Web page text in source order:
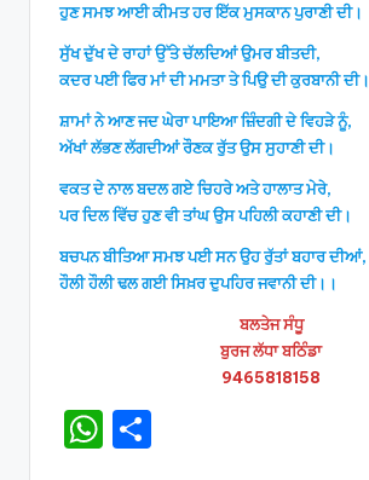
ਹੁਣ ਸਮਝ ਆਈ ਕੀਮਤ ਹਰ ਇੱਕ ਮੁਸਕਾਨ ਪੁਰਾਣੀ ਦੀ।
ਸੁੱਖ ਦੁੱਖ ਦੇ ਰਾਹਾਂ ਉੱਤੇ ਚੱਲਦਿਆਂ ਉਮਰ ਬੀਤਦੀ,
ਕਦਰ ਪਈ ਫਿਰ ਮਾਂ ਦੀ ਮਮਤਾ ਤੇ ਪਿਉ ਦੀ ਕੁਰਬਾਨੀ ਦੀ।
ਸ਼ਾਮਾਂ ਨੇ ਆਣ ਜਦ ਘੇਰਾ ਪਾਇਆ ਜ਼ਿੰਦਗੀ ਦੇ ਵਿਹੜੇ ਨੂੰ,
ਅੱਖਾਂ ਲੱਭਣ ਲੱਗਦੀਆਂ ਰੌਣਕ ਰੁੱਤ ਉਸ ਸੁਹਾਣੀ ਦੀ।
ਵਕਤ ਦੇ ਨਾਲ ਬਦਲ ਗਏ ਚਿਹਰੇ ਅਤੇ ਹਾਲਾਤ ਮੇਰੇ,
ਪਰ ਦਿਲ ਵਿੱਚ ਹੁਣ ਵੀ ਤਾਂਘ ਉਸ ਪਹਿਲੀ ਕਹਾਣੀ ਦੀ।
ਬਚਪਨ ਬੀਤਿਆ ਸਮਝ ਪਈ ਸਨ ਉਹ ਰੁੱਤਾਂ ਬਹਾਰ ਦੀਆਂ,
ਹੌਲੀ ਹੌਲੀ ਢਲ ਗਈ ਸਿਖ਼ਰ ਦੁਪਹਿਰ ਜਵਾਨੀ ਦੀ।।
ਬਲਤੇਜ ਸੰਧੂ
ਬੁਰਜ ਲੱਧਾ ਬਠਿੰਡਾ
9465818158
W